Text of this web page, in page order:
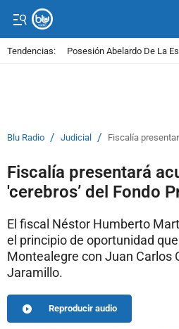
Tendencias: Posesión Abelardo De La
Blu Radio / Judicial / Fiscalía
Fiscalía presentará
'cerebros’ del Fondo
El fiscal Néstor Humberto
el principio de oportunidad
Montealegre con Juan Carlos
Jaramillo.
Reproducir audio